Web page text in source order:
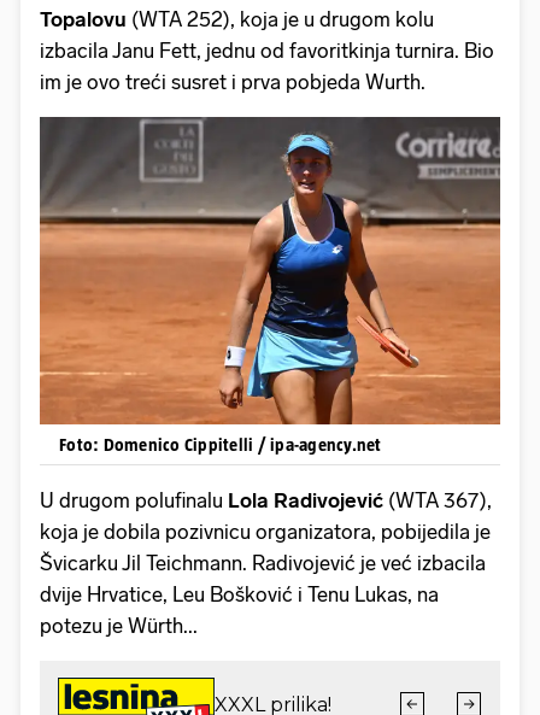
Topalovu (WTA 252), koja je u drugom kolu
izbacila Janu Fett, jednu od favoritkinja turnira. Bio
im je ovo treći susret i prva pobjeda Wurth.
Foto: Domenico Cippitelli / ipa-agency.net
U drugom polufinalu Lola Radivojević (WTA 367),
koja je dobila pozivnicu organizatora, pobijedila je
Švicarku Jil Teichmann. Radivojević je već izbacila
dvije Hrvatice, Leu Bošković i Tenu Lukas, na
potezu je Würth...